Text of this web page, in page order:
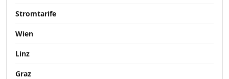
Stromtarife
Wien
Linz
Graz